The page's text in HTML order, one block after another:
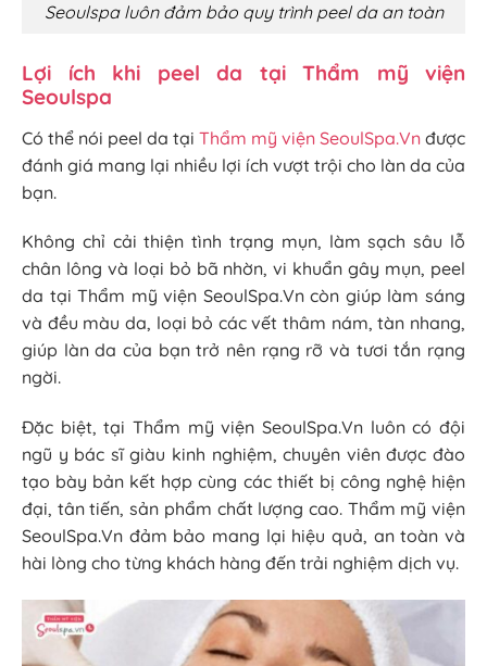
Seoulspa luôn đảm bảo quy trình peel da an toàn
Lợi ích khi peel da tại Thẩm mỹ viện
Seoulspa
Có thể nói peel da tại Thẩm mỹ viện SeoulSpa.Vn được
đánh giá mang lại nhiều lợi ích vượt trội cho làn da của
bạn.
Không chỉ cải thiện tình trạng mụn, làm sạch sâu lỗ
chân lông và loại bỏ bã nhờn, vi khuẩn gây mụn, peel
da tại Thẩm mỹ viện SeoulSpa.Vn còn giúp làm sáng
và đều màu da, loại bỏ các vết thâm nám, tàn nhang,
giúp làn da của bạn trở nên rạng rỡ và tươi tắn rạng
ngời.
Đặc biệt, tại Thẩm mỹ viện SeoulSpa.Vn luôn có đội
ngũ y bác sĩ giàu kinh nghiệm, chuyên viên được đào
tạo bày bản kết hợp cùng các thiết bị công nghệ hiện
đại, tân tiến, sản phẩm chất lượng cao. Thẩm mỹ viện
SeoulSpa.Vn đảm bảo mang lại hiệu quả, an toàn và
hài lòng cho từng khách hàng đến trải nghiệm dịch vụ.